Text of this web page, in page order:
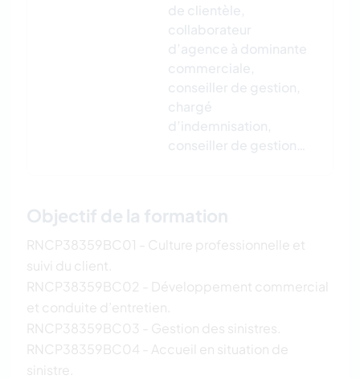
de clientèle,
collaborateur
d’agence à dominante
commerciale,
conseiller de gestion,
chargé
d’indemnisation,
conseiller de gestion…
Objectif de la formation
RNCP38359BC01 - Culture professionnelle et
suivi du client.
RNCP38359BC02 - Développement commercial
et conduite d’entretien.
RNCP38359BC03 - Gestion des sinistres.
RNCP38359BC04 - Accueil en situation de
sinistre.